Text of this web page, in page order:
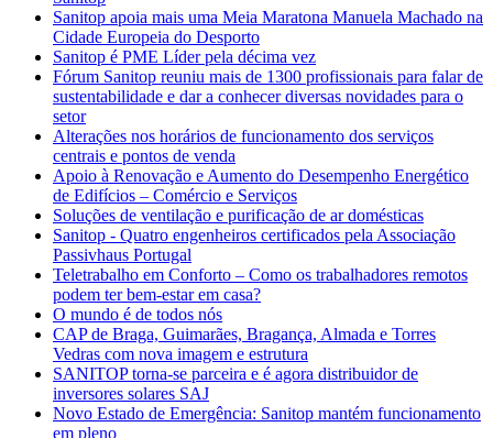
Sanitop apoia mais uma Meia Maratona Manuela Machado na
Cidade Europeia do Desporto
Sanitop é PME Líder pela décima vez
Fórum Sanitop reuniu mais de 1300 profissionais para falar de
sustentabilidade e dar a conhecer diversas novidades para o
setor
Alterações nos horários de funcionamento dos serviços
centrais e pontos de venda
Apoio à Renovação e Aumento do Desempenho Energético
de Edifícios – Comércio e Serviços
Soluções de ventilação e purificação de ar domésticas
Sanitop - Quatro engenheiros certificados pela Associação
Passivhaus Portugal
Teletrabalho em Conforto – Como os trabalhadores remotos
podem ter bem-estar em casa?
O mundo é de todos nós
CAP de Braga, Guimarães, Bragança, Almada e Torres
Vedras com nova imagem e estrutura
SANITOP torna-se parceira e é agora distribuidor de
inversores solares SAJ
Novo Estado de Emergência: Sanitop mantém funcionamento
em pleno